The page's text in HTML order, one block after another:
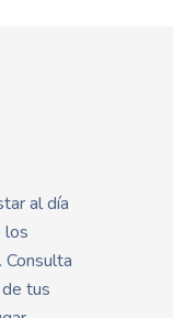
al día
los
tus